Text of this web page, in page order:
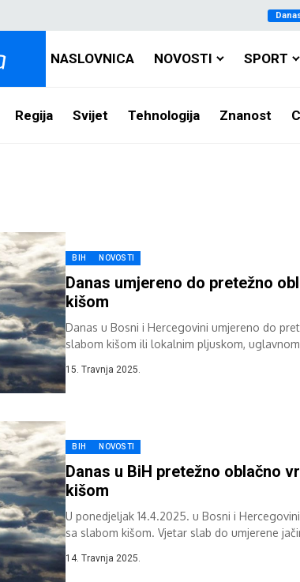
NASLOVNICA NOVOSTI SPORT
Regija Svijet Tehnologija Znanost
BIH NOVOSTI
Danas umjereno do pretežno
kišom
Danas u Bosni i Hercegovini umjereno do
slabom kišom ili lokalnim pljuskom,
15. Travnja 2025.
BIH NOVOSTI
Danas u BiH pretežno oblačno
kišom
U ponedjeljak 14.4.2025. u Bosni i
sa slabom kišom. Vjetar slab do umjerene
14. Travnja 2025.